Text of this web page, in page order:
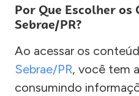
Por Que Escolher os
Sebrae/PR?
Ao acessar os
Sebrae/PR, você tem
consumindo